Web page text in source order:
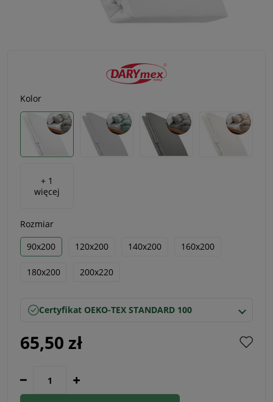
Kolor
+ 1
więcej
Rozmiar
90x200
120x200 140x200 160x200
180x200 200x220
Certyfikat OEKO-TEX STANDARD 100
65,50 zł